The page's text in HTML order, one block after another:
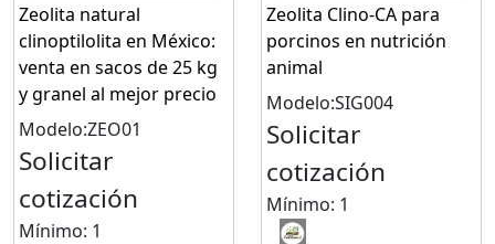
Zeolita natural
clinoptilolita en México:
venta en sacos de 25 kg
y granel al mejor precio
Modelo:ZEO01
Solicitar
cotización
Mínimo: 1
Zeolita Clino-CA para
porcinos en nutrición
animal
Modelo:SIG004
Solicitar
cotización
Mínimo: 1